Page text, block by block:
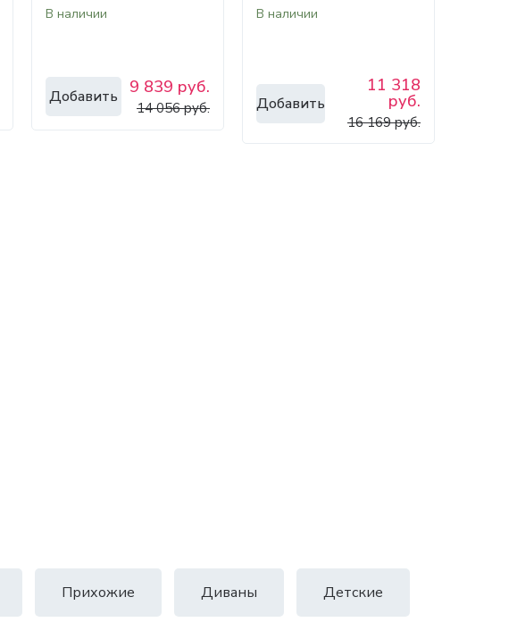
В наличии
Добавить 9 839 руб.
14 056 руб.
В наличии
Добавить
11 318
руб.
16 169 руб.
Прихожие Диваны Детские